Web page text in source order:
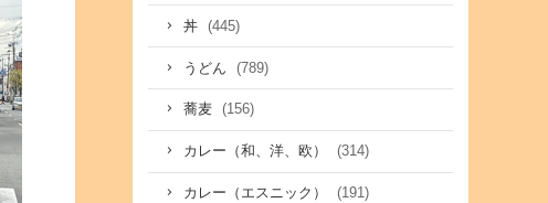
丼 (445)
うどん (789)
蕎麦 (156)
カレー（和、洋、欧） (314)
カレー（エスニック） (191)